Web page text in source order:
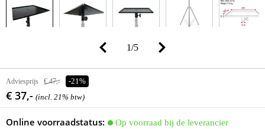
1/5
Adviesprijs € 47,- -21%
€ 37,- (incl. 21% btw)
Online voorraadstatus:
Op voorraad bij de leverancier